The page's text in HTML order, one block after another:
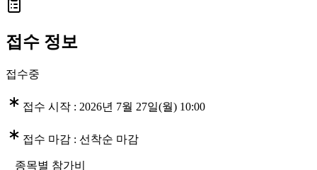
접수 정보
접수중
접수 시작 : 2026년 7월 27일(월) 10:00
접수 마감 : 선착순 마감
종목별 참가비